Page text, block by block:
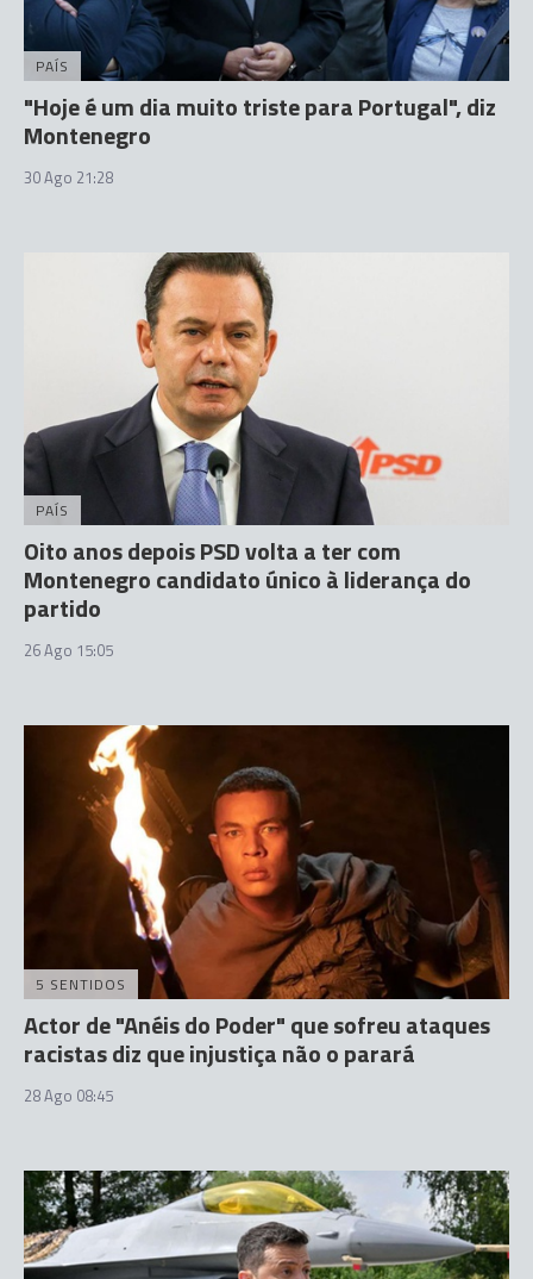
PAÍS
"Hoje é um dia muito triste para Portugal", diz
Montenegro
30 Ago 21:28
PAÍS
Oito anos depois PSD volta a ter com
Montenegro candidato único à liderança do
partido
26 Ago 15:05
5 SENTIDOS
Actor de "Anéis do Poder" que sofreu ataques
racistas diz que injustiça não o parará
28 Ago 08:45